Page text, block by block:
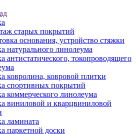
старых покрытий
основания, устройство стяжки
натурального линолеума
антистатического, токопроводящего
ковролина, ковровой плитки
спортивных покрытий
коммерческого линолеума
виниловой и кварцвиниловой
ламината
паркетной доски